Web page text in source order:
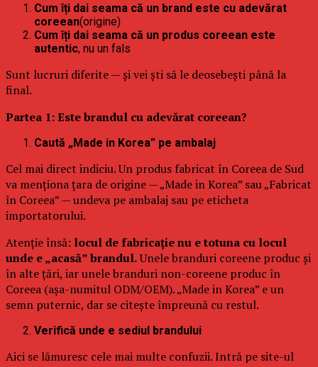
Cum îți dai seama că un brand este cu adevărat
coreean(origine)
Cum îți dai seama că un produs coreean este
autentic, nu un fals
Sunt lucruri diferite — și vei ști să le deosebești până la
final.
Partea 1: Este brandul cu adevărat coreean?
Caută „Made in Korea” pe ambalaj
Cel mai direct indiciu. Un produs fabricat în Coreea de Sud
va menționa țara de origine — „Made in Korea” sau „Fabricat
în Coreea” — undeva pe ambalaj sau pe eticheta
importatorului.
Atenție însă: locul de fabricație nu e totuna cu locul
unde e „acasă” brandul.Unele branduri coreene produc și
în alte țări, iar unele branduri non-coreene produc în
Coreea (așa-numitul ODM/OEM). „Made in Korea” e un
semn puternic, dar se citește împreună cu restul.
Verifică unde e sediul brandului
Aici se lămuresc cele mai multe confuzii. Intră pe site-ul